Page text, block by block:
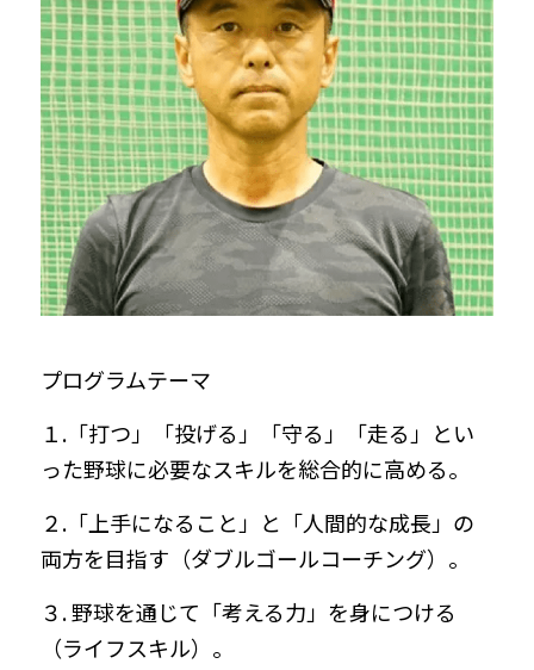
プログラムテーマ
１.「打つ」「投げる」「守る」「走る」とい
った野球に必要なスキルを総合的に高める。
２.「上手になること」と「人間的な成長」の
両方を目指す（ダブルゴールコーチング）。
３. 野球を通じて「考える力」を身につける
（ライフスキル）。